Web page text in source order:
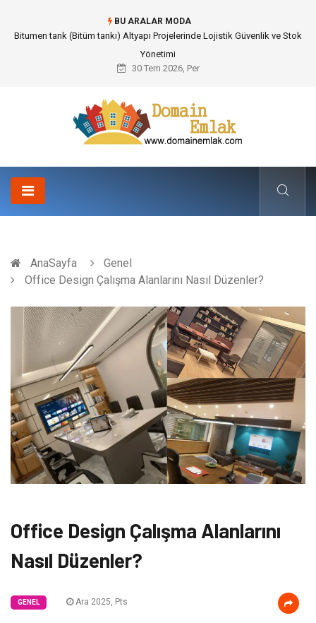
BU ARALAR MODA
Güvenilir Chip Satışı: Kesintisiz Poker Deneyimi İçin Profesyonel Destek
30 Tem 2026, Per
AnaSayfa
Genel
Office Design Çalışma Alanlarını Nasıl Düzenler?
Office Design Çalışma Alanlarını
Nasıl Düzenler?
GENEL Ara 2025, Pts